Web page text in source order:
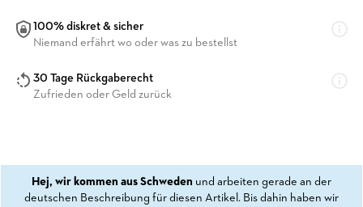
100% diskret & sicher
Niemand erfährt wo oder was zu bestellst
30 Tage Rückgaberecht
Zufrieden oder Geld zurück
Hej, wir kommen aus Schweden und arbeiten gerade an der
deutschen Beschreibung für diesen Artikel. Bis dahin haben wir